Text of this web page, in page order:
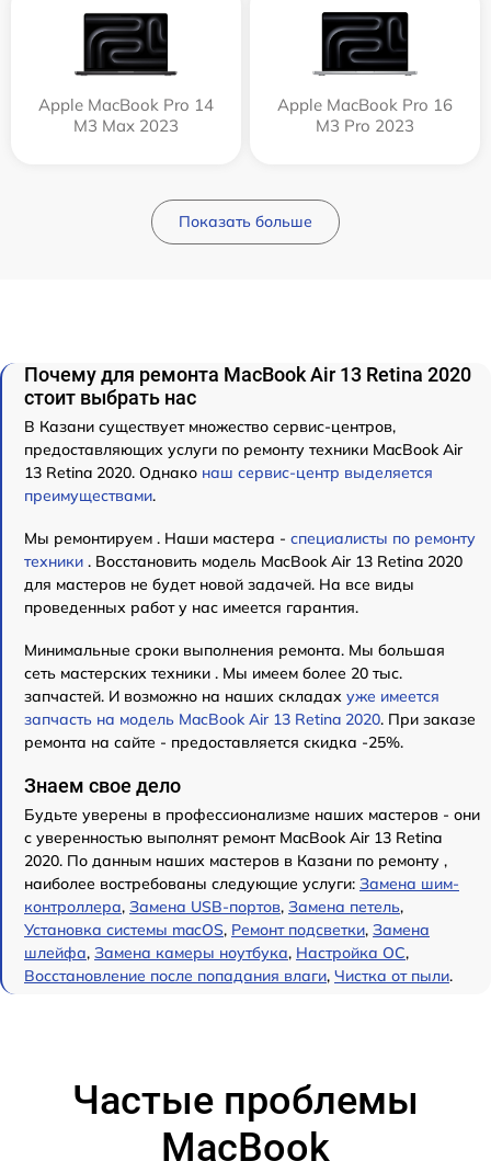
Apple MacBook Pro 14
M3 Max 2023
Apple MacBook Pro 16
M3 Pro 2023
Показать больше
Почему для ремонта MacBook Air 13 Retina 2020
стоит выбрать нас
В Казани существует множество сервис-центров,
предоставляющих услуги по ремонту техники MacBook Air
13 Retina 2020. Однако наш сервис-центр выделяется
преимуществами.
Мы ремонтируем . Наши мастера - специалисты по ремонту
техники . Восстановить модель MacBook Air 13 Retina 2020
для мастеров не будет новой задачей. На все виды
проведенных работ у нас имеется гарантия.
Минимальные сроки выполнения ремонта. Мы большая
сеть мастерских техники . Мы имеем более 20 тыс.
запчастей. И возможно на наших складах уже имеется
запчасть на модель MacBook Air 13 Retina 2020. При заказе
ремонта на сайте - предоставляется скидка -25%.
Знаем свое дело
Будьте уверены в профессионализме наших мастеров - они
с уверенностью выполнят ремонт MacBook Air 13 Retina
2020. По данным наших мастеров в Казани по ремонту ,
наиболее востребованы следующие услуги: Замена шим-
контроллера, Замена USB-портов, Замена петель,
Установка системы macOS, Ремонт подсветки, Замена
шлейфа, Замена камеры ноутбука, Настройка ОС,
Восстановление после попадания влаги, Чистка от пыли.
Частые проблемы
MacBook